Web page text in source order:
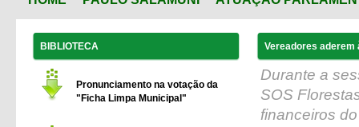
BIBLIOTECA
Pronunciamento na votação da
"Ficha Limpa Municipal"
Vereadores aderem
Durante a
SOS
financeiros